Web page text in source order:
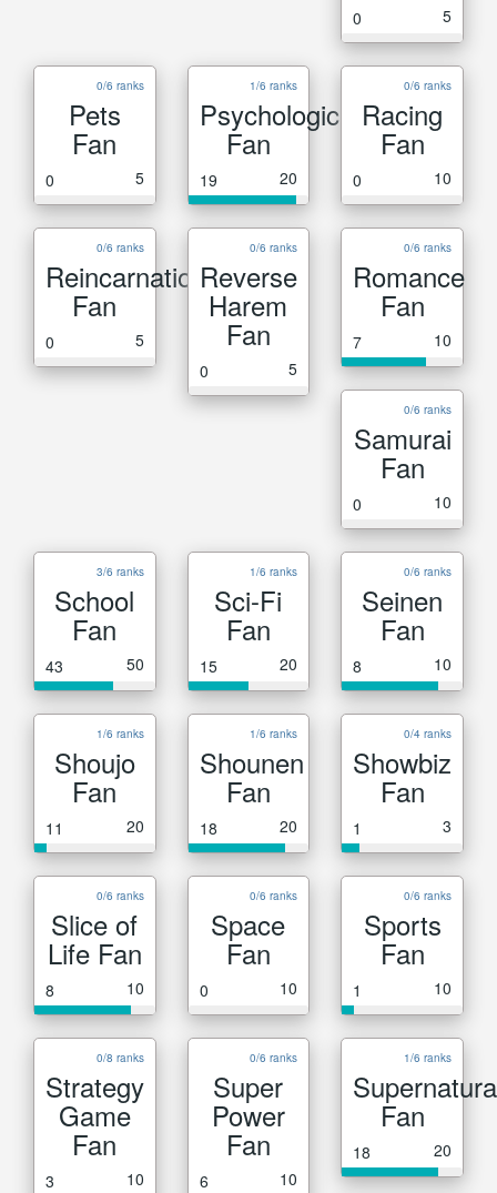
0 5
0/6 ranks
Pets
Fan
0 5
1/6 ranks
Psychological
Fan
19 20
0/6 ranks
Racing
Fan
0 10
0/6 ranks
Reincarnation
Fan
0 5
0/6 ranks
Reverse
Harem
Fan
0 5
0/6 ranks
Romance
Fan
7 10
0/6 ranks
Samurai
Fan
0 10
3/6 ranks
School
Fan
43 50
1/6 ranks
Sci-Fi
Fan
15 20
0/6 ranks
Seinen
Fan
8 10
1/6 ranks
Shoujo
Fan
11 20
1/6 ranks
Shounen
Fan
18 20
0/4 ranks
Showbiz
Fan
1 3
0/6 ranks
Slice of
Life Fan
8 10
0/6 ranks
Space
Fan
0 10
0/6 ranks
Sports
Fan
1 10
0/8 ranks
Strategy
Game
Fan
3 10
0/6 ranks
Super
Power
Fan
6 10
1/6 ranks
Fan
18 20